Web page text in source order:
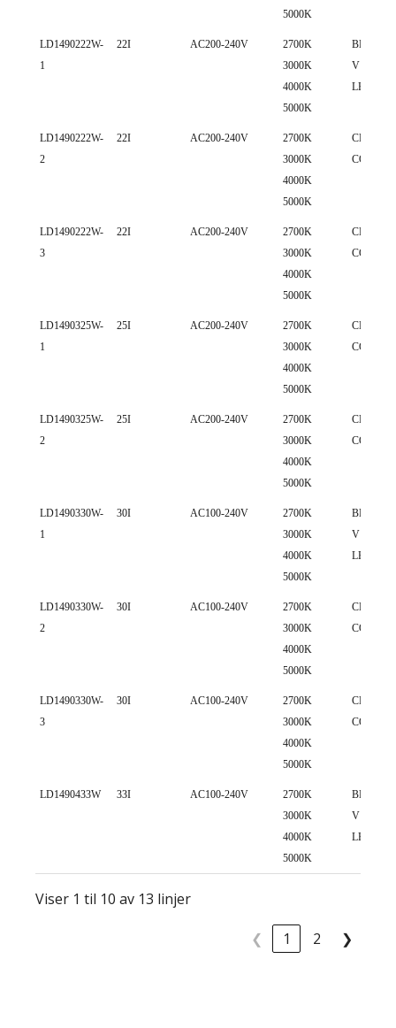
5000K
LD1490222W-
1
22I AC200-240V
2700K
3000K
4000K
5000K
V13 COB
LED
LD1490222W-
2
22I AC200-240V
2700K
3000K
4000K
5000K
CREE
COB LED
LD1490222W-
3
22I AC200-240V
2700K
3000K
4000K
5000K
CREE
COB LED
LD1490325W-
1
25I AC200-240V
2700K
3000K
4000K
5000K
CREE
COB LED
LD1490325W-
2
25I AC200-240V
2700K
3000K
4000K
5000K
CREE
COB LED
LD1490330W-
1
30I AC100-240V
2700K
3000K
4000K
5000K
V13 COB
LED
LD1490330W-
2
30I AC100-240V
2700K
3000K
4000K
5000K
CREE
COB LED
LD1490330W-
3
30I AC100-240V
2700K
3000K
4000K
5000K
CREE
COB LED
LD1490433W 33I AC100-240V
2700K
3000K
4000K
5000K
V13 COB
LED
Viser 1 til 10 av 13 linjer
❮ 1 2 ❯